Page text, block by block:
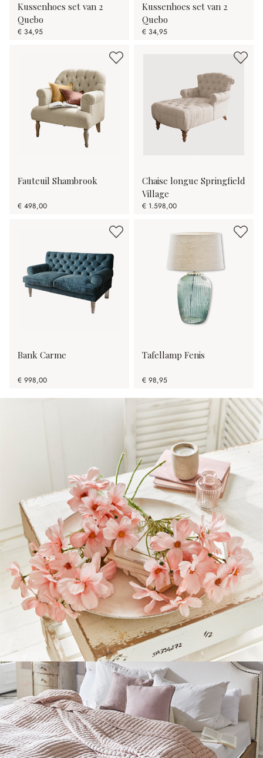
Kussenhoes set van 2
Quebo
€ 34,95
Kussenhoes set van 2
Quebo
€ 34,95
Fauteuil Shambrook
€ 498,00
Chaise longue Springfield
Village
€ 1.598,00
Bank Carme
€ 998,00
Tafellamp Fenis
€ 98,95